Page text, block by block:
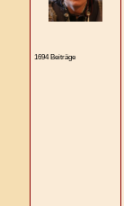
1694 Beiträge